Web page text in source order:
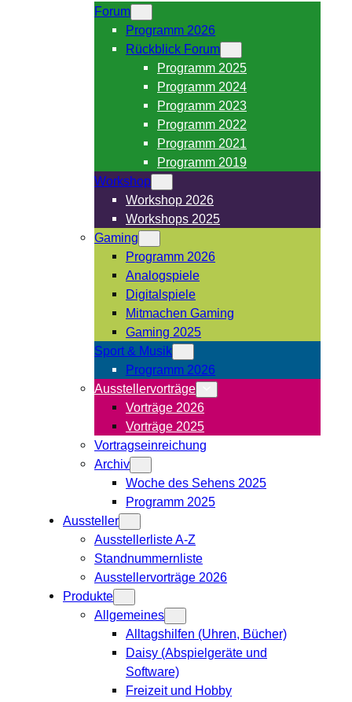
Forum
Programm 2026
Rückblick Forum
Programm 2025
Programm 2024
Programm 2023
Programm 2022
Programm 2021
Programm 2019
Workshop
Workshop 2026
Workshops 2025
Gaming
Programm 2026
Analogspiele
Digitalspiele
Mitmachen Gaming
Gaming 2025
Sport & Musik
Programm 2026
Ausstellervorträge
Vorträge 2026
Vorträge 2025
Vortragseinreichung
Archiv
Woche des Sehens 2025
Programm 2025
Aussteller
Ausstellerliste A-Z
Standnummernliste
Ausstellervorträge 2026
Produkte
Allgemeines
Alltagshilfen (Uhren, Bücher)
Daisy (Abspielgeräte und
Software)
Freizeit und Hobby